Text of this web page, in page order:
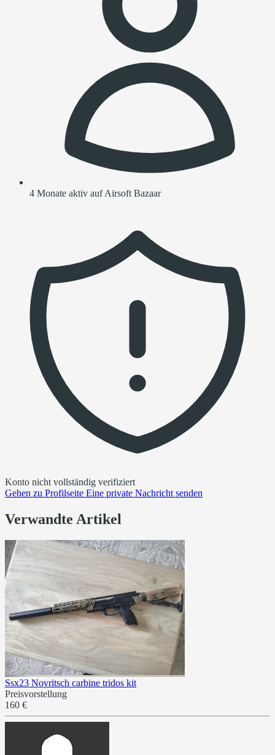
4 Monate aktiv auf Airsoft Bazaar
Konto nicht vollständig verifiziert
Gehen zu Profilseite Eine private Nachricht senden
Verwandte Artikel
Ssx23 Novritsch carbine tridos kit
Preisvorstellung
160 €